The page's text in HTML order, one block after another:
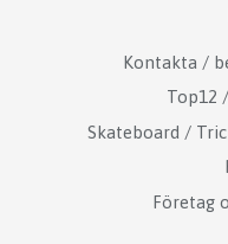
Kontakta /
Top12
Skateboard /
Företag